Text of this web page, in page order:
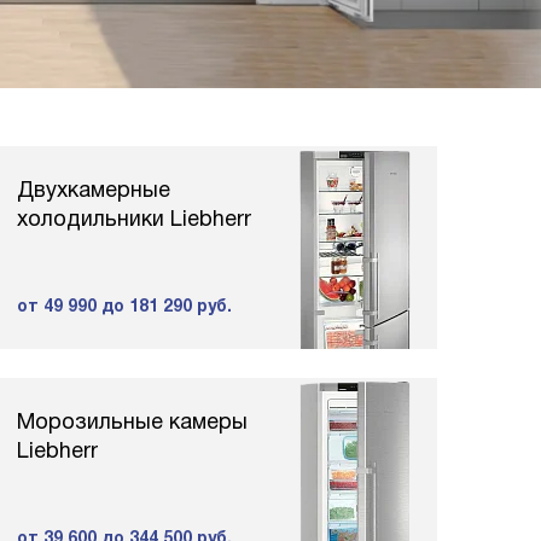
Двухкамерные
холодильники Liebherr
от 49 990 до 181 290 руб.
Морозильные камеры
Liebherr